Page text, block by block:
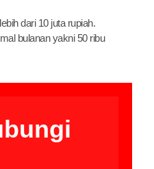
dari 10 juta rupiah.
bulanan yakni 50 ribu